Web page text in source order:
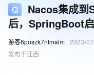
Nacos集成
后，SpringBoot
游客6poszk7nfmalm 2023-
发布于江西